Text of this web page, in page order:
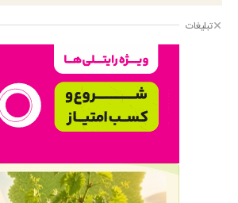
تبلیغات